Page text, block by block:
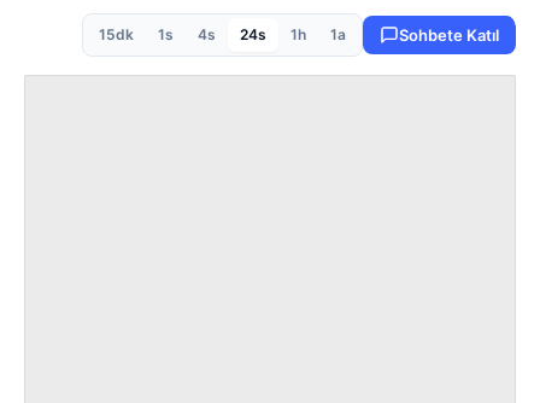
15dk 1s 4s 24s 1h 1a Sohbete Katıl